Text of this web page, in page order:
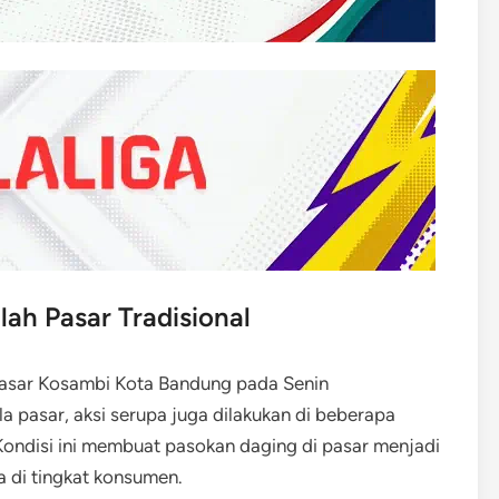
Pasar Tradisional
Kosambi Kota Bandung pada Senin
aksi serupa juga dilakukan di beberapa
ini membuat pasokan daging di pasar menjadi
di tingkat konsumen.